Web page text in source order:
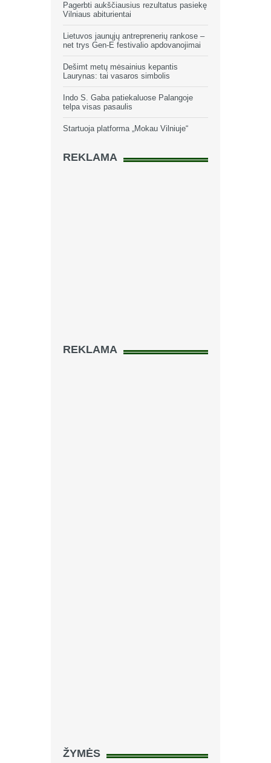
Pagerbti aukščiausius rezultatus pasiekę
Vilniaus abiturientai
Lietuvos jaunųjų antreprenerių rankose –
net trys Gen-E festivalio apdovanojimai
Dešimt metų mėsainius kepantis
Laurynas: tai vasaros simbolis
Indo S. Gaba patiekaluose Palangoje
telpa visas pasaulis
Startuoja platforma „Mokau Vilniuje“
REKLAMA
REKLAMA
ŽYMĖS